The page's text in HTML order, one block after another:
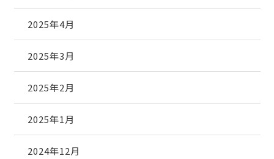
2025年4月
2025年3月
2025年2月
2025年1月
2024年12月